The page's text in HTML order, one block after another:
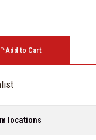
Add to Cart
locations